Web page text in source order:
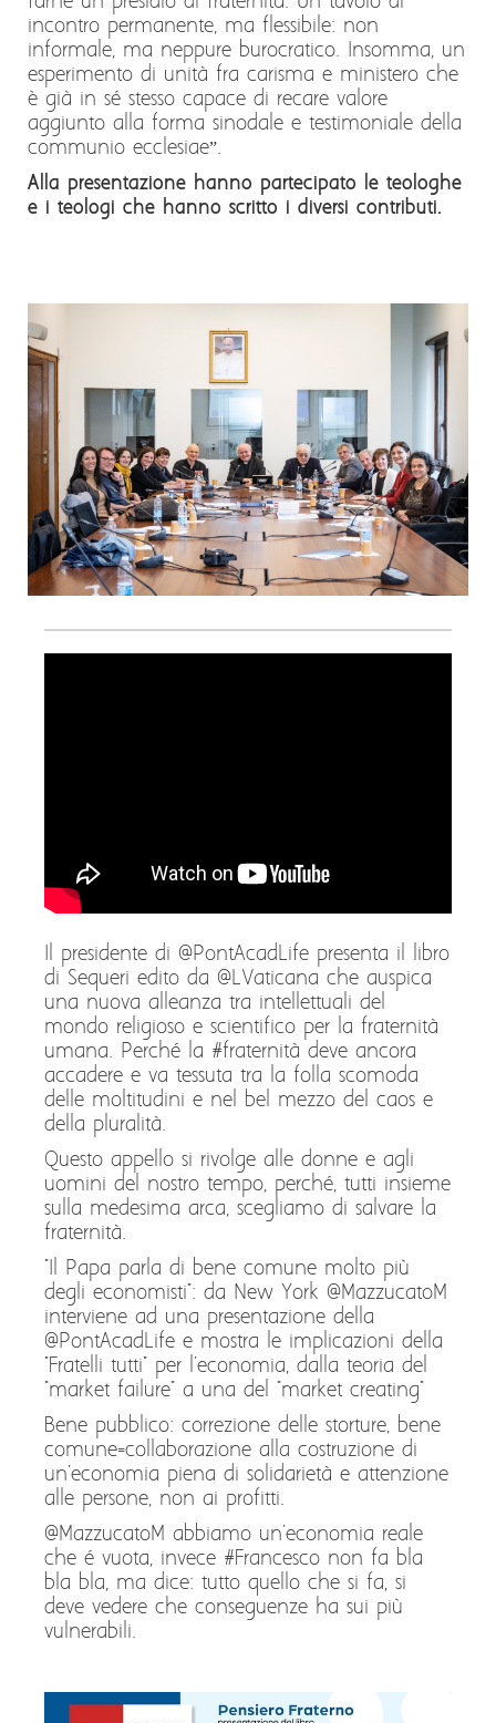
incontro permanente, ma flessibile: non
informale, ma neppure burocratico. Insomma, un
esperimento di unità fra carisma e ministero che
è già in sé stesso capace di recare valore
aggiunto alla forma sinodale e testimoniale della
communio ecclesiae”.
Alla presentazione hanno partecipato le teologhe
e i teologi che hanno scritto i diversi contributi.
Il presidente di @PontAcadLife presenta il libro
di Sequeri edito da @LVaticana che auspica
una nuova alleanza tra intellettuali del
mondo religioso e scientifico per la fraternità
umana. Perché la #fraternità deve ancora
accadere e va tessuta tra la folla scomoda
delle moltitudini e nel bel mezzo del caos e
della pluralità.
Questo appello si rivolge alle donne e agli
uomini del nostro tempo, perché, tutti insieme
sulla medesima arca, scegliamo di salvare la
fraternità.
"Il Papa parla di bene comune molto più
degli economisti": da New York @MazzucatoM
interviene ad una presentazione della
@PontAcadLife e mostra le implicazioni della
"Fratelli tutti" per l'economia, dalla teoria del
"market failure" a una del "market creating"
Bene pubblico: correzione delle storture, bene
comune=collaborazione alla costruzione di
un'economia piena di solidarietà e attenzione
alle persone, non ai profitti.
@MazzucatoM abbiamo un'economia reale
che é vuota, invece #Francesco non fa bla
bla bla, ma dice: tutto quello che si fa, si
deve vedere che conseguenze ha sui più
vulnerabili.